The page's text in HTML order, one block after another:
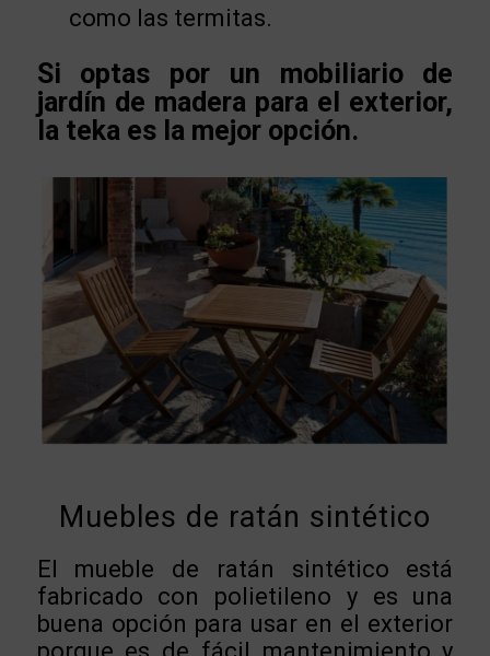
como las termitas.
Si optas por un mobiliario de
jardín de madera para el exterior,
la teka es la mejor opción.
Muebles de ratán sintético
El mueble de ratán sintético está
fabricado con polietileno y es una
buena opción para usar en el exterior